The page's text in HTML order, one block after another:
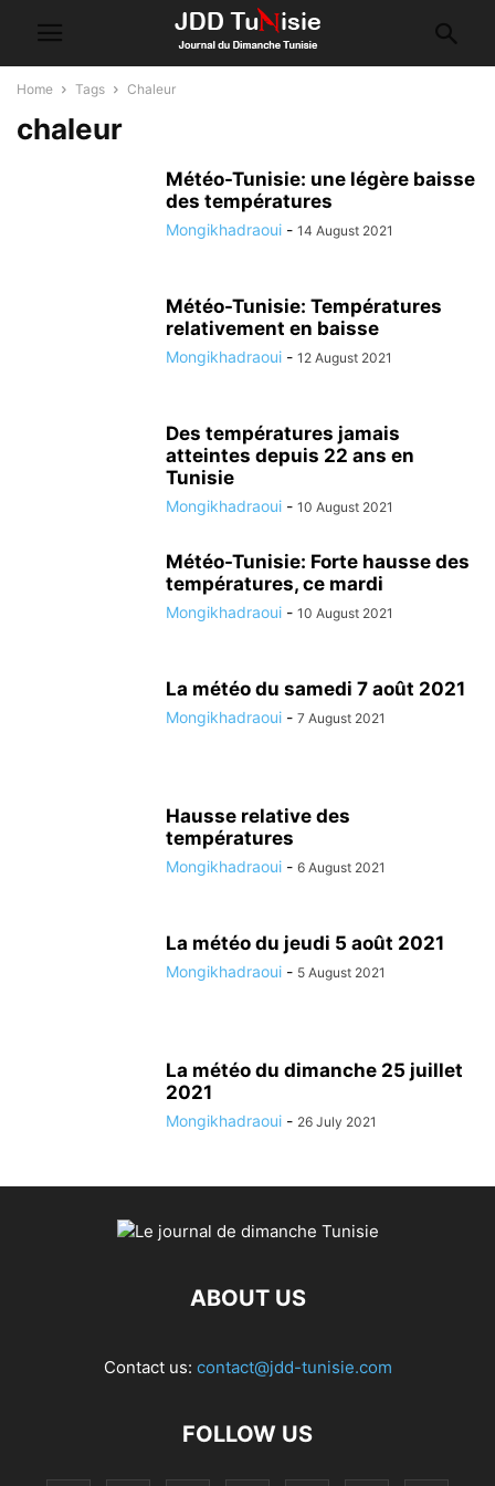
Home Tags Chaleur
chaleur
Météo-Tunisie: une légère baisse
des températures
Mongikhadraoui - 14 August 2021
Météo-Tunisie: Températures
relativement en baisse
Mongikhadraoui - 12 August 2021
Des températures jamais
atteintes depuis 22 ans en
Tunisie
Mongikhadraoui - 10 August 2021
Météo-Tunisie: Forte hausse des
températures, ce mardi
Mongikhadraoui - 10 August 2021
La météo du samedi 7 août 2021
Mongikhadraoui - 7 August 2021
Hausse relative des
températures
Mongikhadraoui - 6 August 2021
La météo du jeudi 5 août 2021
Mongikhadraoui - 5 August 2021
La météo du dimanche 25 juillet
2021
Mongikhadraoui - 26 July 2021
ABOUT US
Contact us: contact@jdd-tunisie.com
FOLLOW US